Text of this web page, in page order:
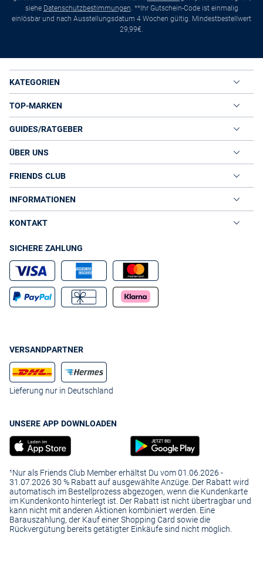
siehe Datenschutzbestimmungen. **Ihr Gutschein-Code ist einmalig
einlösbar und nach Ausstellungsdatum 4 Wochen gültig. Mindestbestellwert
29,99€.
KATEGORIEN
TOP-MARKEN
GUIDES/RATGEBER
ÜBER UNS
FRIENDS CLUB
INFORMATIONEN
KONTAKT
SICHERE ZAHLUNG
VERSANDPARTNER
Lieferung nur in Deutschland
UNSERE APP DOWNLOADEN
¹Nur als Friends Club Member erhältst Du vom 01.06.2026 -
31.07.2026 30 % Rabatt auf ausgewählte Anzüge. Der Rabatt wird
automatisch im Bestellprozess abgezogen, wenn die Kundenkarte
im Kundenkonto hinterlegt ist. Der Rabatt ist nicht übertragbar und
kann nicht mit anderen Aktionen kombiniert werden. Eine
Barauszahlung, der Kauf einer Shopping Card sowie die
Rückvergütung bereits getätigter Einkäufe sind nicht möglich.